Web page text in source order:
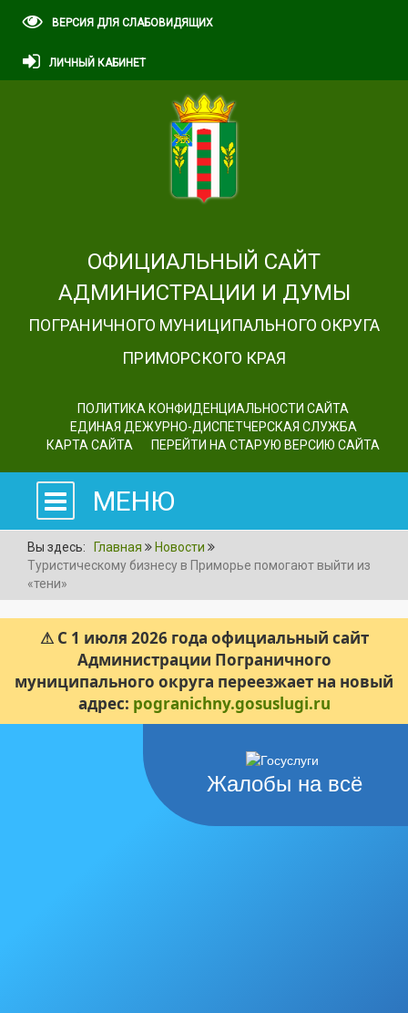
ВЕРСИЯ ДЛЯ СЛАБОВИДЯЩИХ
ЛИЧНЫЙ КАБИНЕТ
ОФИЦИАЛЬНЫЙ САЙТ
АДМИНИСТРАЦИИ И ДУМЫ
ПОГРАНИЧНОГО МУНИЦИПАЛЬНОГО ОКРУГА
ПРИМОРСКОГО КРАЯ
ПОЛИТИКА КОНФИДЕНЦИАЛЬНОСТИ САЙТА
ЕДИНАЯ ДЕЖУРНО-ДИСПЕТЧЕРСКАЯ СЛУЖБА
КАРТА САЙТА
ПЕРЕЙТИ НА СТАРУЮ ВЕРСИЮ САЙТА
МЕНЮ
Вы здесь: Главная
Новости
Туристическому бизнесу в Приморье помогают выйти из
«тени»
⚠ С 1 июля 2026 года официальный сайт
Администрации Пограничного
муниципального округа переезжает на новый
адрес: pogranichny.gosuslugi.ru
Жалобы на всё